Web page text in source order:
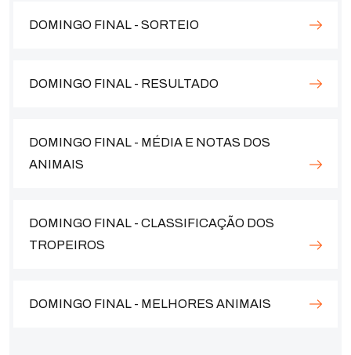
DOMINGO FINAL - SORTEIO
DOMINGO FINAL - RESULTADO
DOMINGO FINAL - MÉDIA E NOTAS DOS
ANIMAIS
DOMINGO FINAL - CLASSIFICAÇÃO DOS
TROPEIROS
DOMINGO FINAL - MELHORES ANIMAIS